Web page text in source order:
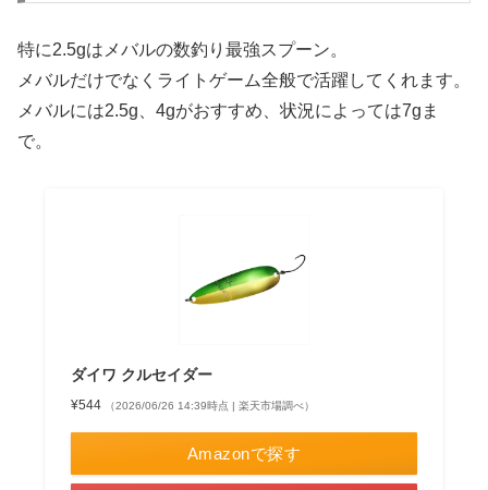
特に2.5gはメバルの数釣り最強スプーン。
メバルだけでなくライトゲーム全般で活躍してくれます。
メバルには2.5g、4gがおすすめ、状況によっては7gま
で。
ダイワ クルセイダー
¥544 （2026/06/26 14:39時点 | 楽天市場調べ）
Amazonで探す